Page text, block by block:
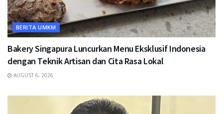
BERITA UMKM
Bakery Singapura Luncurkan Menu Eksklusif Indonesia
dengan Teknik Artisan dan Cita Rasa Lokal
AUGUST 6, 2026